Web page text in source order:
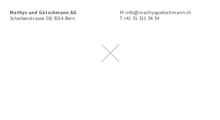
Mathys und Götschmann AG
Scheibenstrasse 58| 3014 Bern
M info@mathysgoetschmann.ch
T +41 31 311 34 34